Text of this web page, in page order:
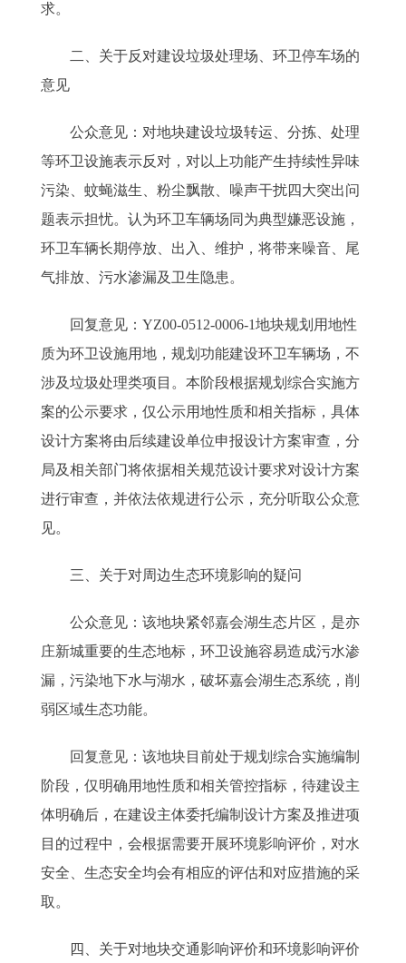
求。
二、关于反对建设垃圾处理场、环卫停车场的
意见
公众意见：对地块建设垃圾转运、分拣、处理
等环卫设施表示反对，对以上功能产生持续性异味
污染、蚊蝇滋生、粉尘飘散、噪声干扰四大突出问
题表示担忧。认为环卫车辆场同为典型嫌恶设施，
环卫车辆长期停放、出入、维护，将带来噪音、尾
气排放、污水渗漏及卫生隐患。
回复意见：YZ00-0512-0006-1地块规划用地性
质为环卫设施用地，规划功能建设环卫车辆场，不
涉及垃圾处理类项目。本阶段根据规划综合实施方
案的公示要求，仅公示用地性质和相关指标，具体
设计方案将由后续建设单位申报设计方案审查，分
局及相关部门将依据相关规范设计要求对设计方案
进行审查，并依法依规进行公示，充分听取公众意
见。
三、关于对周边生态环境影响的疑问
公众意见：该地块紧邻嘉会湖生态片区，是亦
庄新城重要的生态地标，环卫设施容易造成污水渗
漏，污染地下水与湖水，破坏嘉会湖生态系统，削
弱区域生态功能。
回复意见：该地块目前处于规划综合实施编制
阶段，仅明确用地性质和相关管控指标，待建设主
体明确后，在建设主体委托编制设计方案及推进项
目的过程中，会根据需要开展环境影响评价，对水
安全、生态安全均会有相应的评估和对应措施的采
取。
四、关于对地块交通影响评价和环境影响评价